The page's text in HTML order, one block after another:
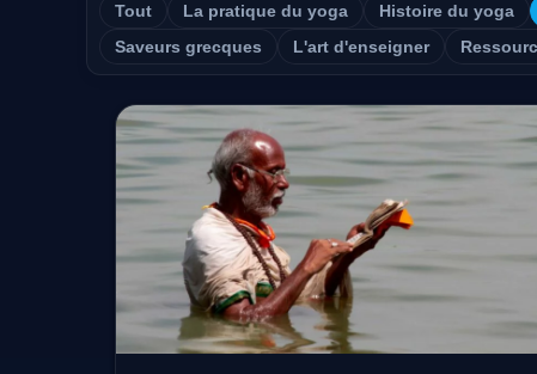
Tout La pratique du yoga Histoire du yoga
Saveurs grecques
L'art d'enseigner